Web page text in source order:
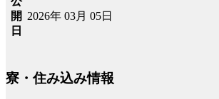
開
日
2026年 03月 05日
寮・住み込み情報